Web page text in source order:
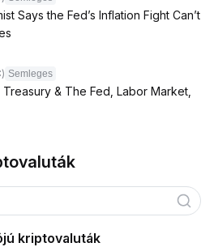
Says the Fed’s Inflation Fight Can’t
Semleges
& The Fed, Labor Market,
kriptovaluták